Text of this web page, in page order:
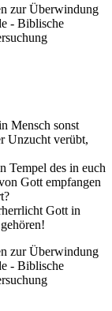
zur Überwindung
- Biblische
Mensch sonst
Unzucht verübt,
Tempel des in euch
Gott empfangen
Gott in
zur Überwindung
- Biblische